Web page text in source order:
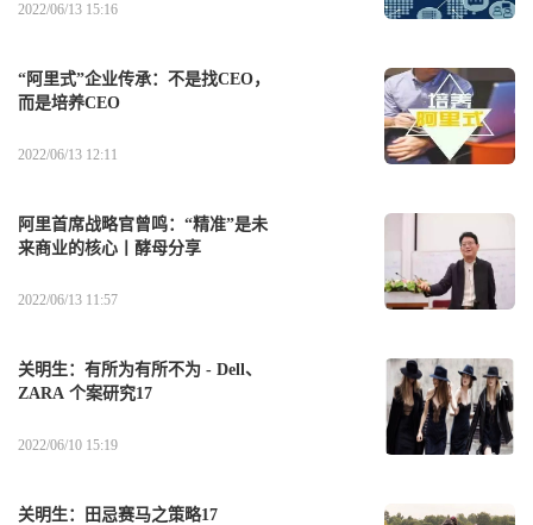
2022/06/13 15:16
“阿里式”企业传承：不是找CEO，
而是培养CEO
2022/06/13 12:11
阿里首席战略官曾鸣：“精准”是未
来商业的核心丨酵母分享
2022/06/13 11:57
关明生：有所为有所不为 - Dell、
ZARA 个案研究17
2022/06/10 15:19
关明生：田忌赛马之策略17